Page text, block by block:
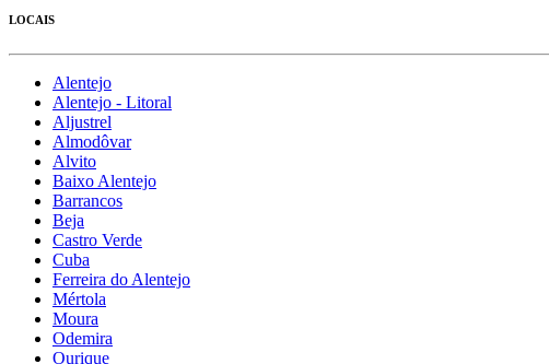
LOCAIS
Alentejo
Alentejo - Litoral
Aljustrel
Almodôvar
Alvito
Baixo Alentejo
Barrancos
Beja
Castro Verde
Cuba
Ferreira do Alentejo
Mértola
Moura
Odemira
Ourique